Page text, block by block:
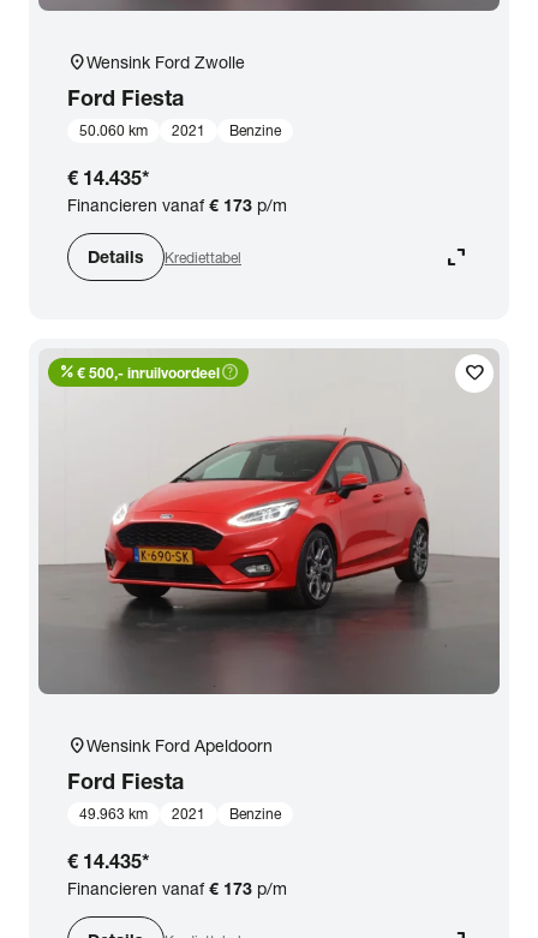
location_onWensink Ford Zwolle
Ford Fiesta
50.060 km 2021 Benzine
€ 14.435*
Financieren vanaf€ 173 p/m
Details Krediettabel expand_content
favorite
percent € 500,- inruilvoordeelhelp_outline
location_onWensink Ford Apeldoorn
Ford Fiesta
49.963 km 2021 Benzine
€ 14.435*
Financieren vanaf€ 173 p/m